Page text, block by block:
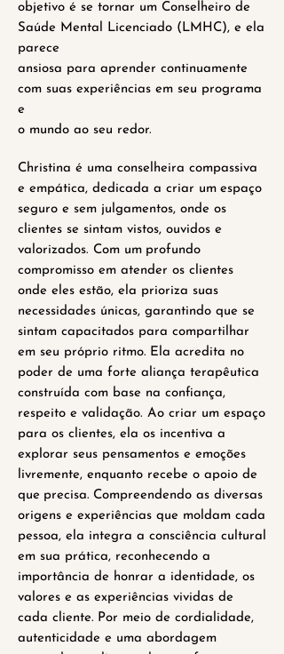
objetivo é se tornar um Conselheiro de
Saúde Mental Licenciado (LMHC), e ela
parece
ansiosa para aprender continuamente
com suas experiências em seu programa
e
o mundo ao seu redor.
Christina é uma conselheira compassiva
e empática, dedicada a criar um espaço
seguro e sem julgamentos, onde os
clientes se sintam vistos, ouvidos e
valorizados. Com um profundo
compromisso em atender os clientes
onde eles estão, ela prioriza suas
necessidades únicas, garantindo que se
sintam capacitados para compartilhar
em seu próprio ritmo. Ela acredita no
poder de uma forte aliança terapêutica
construída com base na confiança,
respeito e validação. Ao criar um espaço
para os clientes, ela os incentiva a
explorar seus pensamentos e emoções
livremente, enquanto recebe o apoio de
que precisa. Compreendendo as diversas
origens e experiências que moldam cada
pessoa, ela integra a consciência cultural
em sua prática, reconhecendo a
importância de honrar a identidade, os
valores e as experiências vividas de
cada cliente. Por meio de cordialidade,
autenticidade e uma abordagem